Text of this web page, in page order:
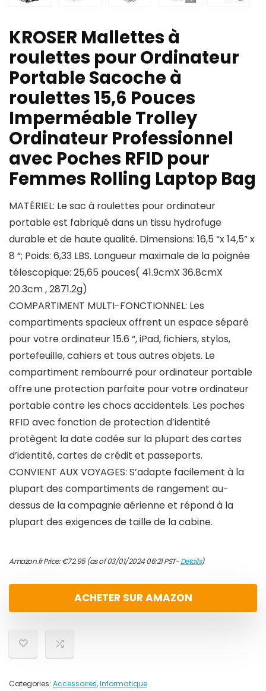
KROSER Mallettes à
roulettes pour Ordinateur
Portable Sacoche à
roulettes 15,6 Pouces
Imperméable Trolley
Ordinateur Professionnel
avec Poches RFID pour
Femmes Rolling Laptop Bag
MATÉRIEL: Le sac à roulettes pour ordinateur
portable est fabriqué dans un tissu hydrofuge
durable et de haute qualité. Dimensions: 16,5 “x 14,5” x
8 “; Poids: 6,33 LBS. Longueur maximale de la poignée
télescopique: 25,65 pouces( 41.9cmX 36.8cmX
20.3cm , 2871.2g)
COMPARTIMENT MULTI-FONCTIONNEL: Les
compartiments spacieux offrent un espace séparé
pour votre ordinateur 15.6 “, iPad, fichiers, stylos,
portefeuille, cahiers et tous autres objets. Le
compartiment rembourré pour ordinateur portable
offre une protection parfaite pour votre ordinateur
portable contre les chocs accidentels. Les poches
RFID avec fonction de protection d’identité
protègent la date codée sur la plupart des cartes
d’identité, cartes de crédit et passeports.
CONVIENT AUX VOYAGES: S’adapte facilement à la
plupart des compartiments de rangement au-
dessus de la compagnie aérienne et répond à la
plupart des exigences de taille de la cabine.
Amazon.fr Price:€72.95(as of 03/01/2024 06:21 PST-Details)
ACHETER SUR AMAZON
Categories: Accessoires,Informatique